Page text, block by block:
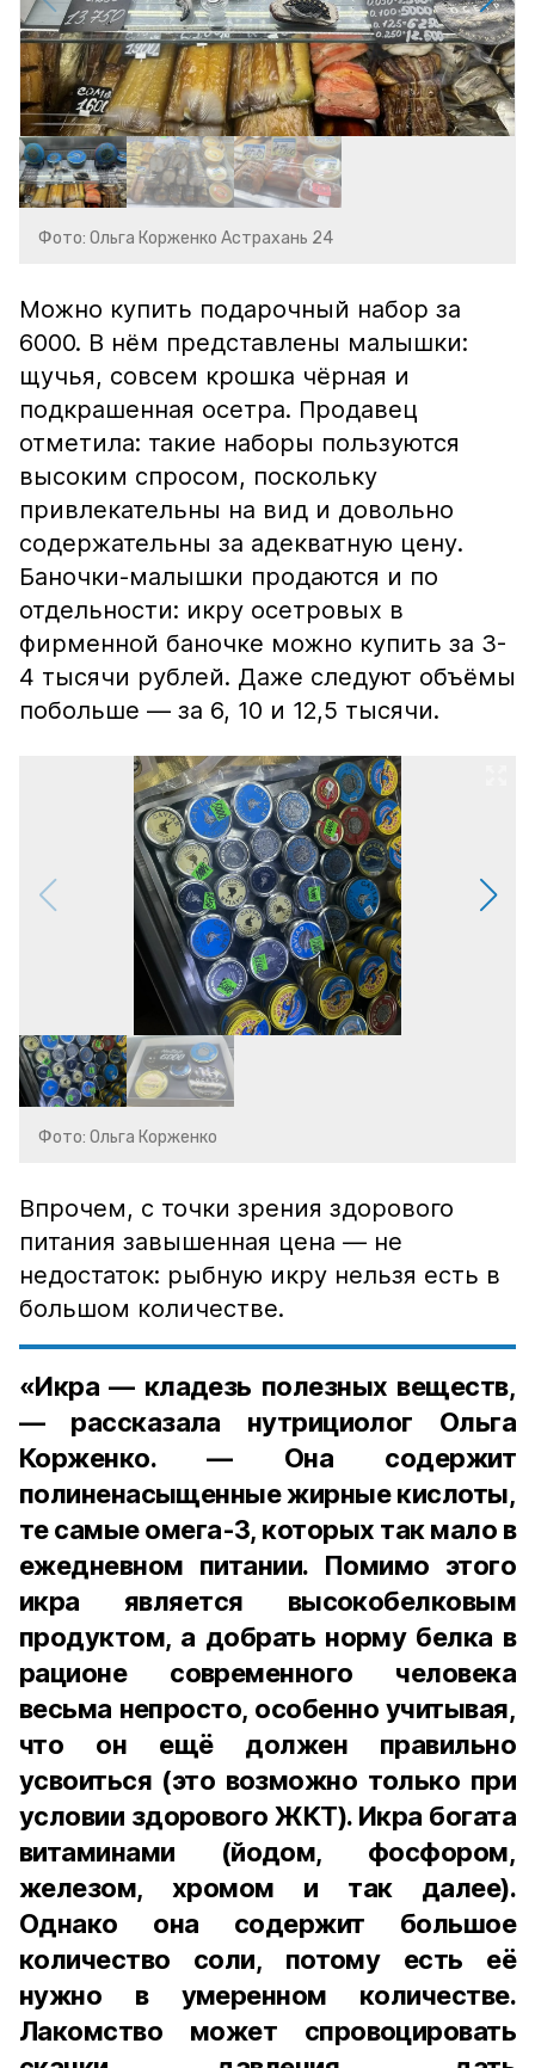
Фото: Ольга Корженко Астрахань 24
Можно купить подарочный набор за
6000. В нём представлены малышки:
щучья, совсем крошка чёрная и
подкрашенная осетра. Продавец
отметила: такие наборы пользуются
высоким спросом, поскольку
привлекательны на вид и довольно
содержательны за адекватную цену.
Баночки-малышки продаются и по
отдельности: икру осетровых в
фирменной баночке можно купить за 3-
4 тысячи рублей. Даже следуют объёмы
побольше — за 6, 10 и 12,5 тысячи.
Фото: Ольга Корженко
Впрочем, с точки зрения здорового
питания завышенная цена — не
недостаток: рыбную икру нельзя есть в
большом количестве.
«Икра — кладезь полезных веществ,
— рассказала нутрициолог Ольга
Корженко. — Она содержит
полиненасыщенные жирные кислоты,
те самые омега-3, которых так мало в
ежедневном питании. Помимо этого
икра является высокобелковым
продуктом, а добрать норму белка в
рационе современного человека
весьма непросто, особенно учитывая,
что он ещё должен правильно
усвоиться (это возможно только при
условии здорового ЖКТ). Икра богата
витаминами (йодом, фосфором,
железом, хромом и так далее).
Однако она содержит большое
количество соли, потому есть её
нужно в умеренном количестве.
Лакомство может спровоцировать